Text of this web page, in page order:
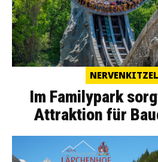
Im Familypark
Attraktion für